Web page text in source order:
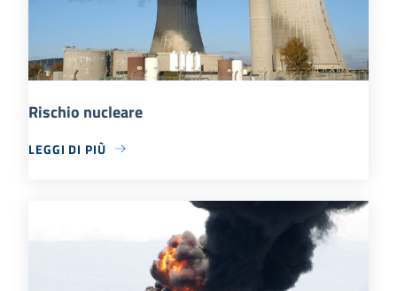
Rischio nucleare
LEGGI DI PIÙ